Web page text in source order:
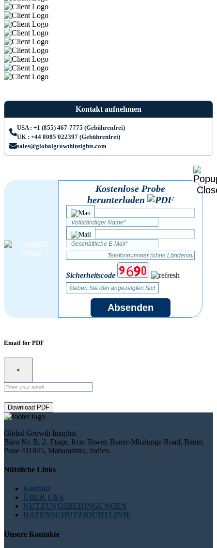
Kontakt aufnehmen
USA : +1 (855) 467-7775 (Gebührenfrei)
UK : +44 8085 022397 (Gebührenfrei)
sales@globalgrowthinsights.com
Kostenlose Probe
herunterladen
Sicherheitscode
Absenden
Email for PDF
×
Download PDF
Global Growth Insights
Büro Nr. B, 2. Etage, Icon Tower, Baner-Mhalunge Road, Baner,
Pune 411045, Maharashtra, Indien.
Nützliche Links
Kontakt
ÜBER UNS
NUTZUNGSBEDINGUNGEN
DATENSCHUTZRICHTLINIE
Unsere Kontakte